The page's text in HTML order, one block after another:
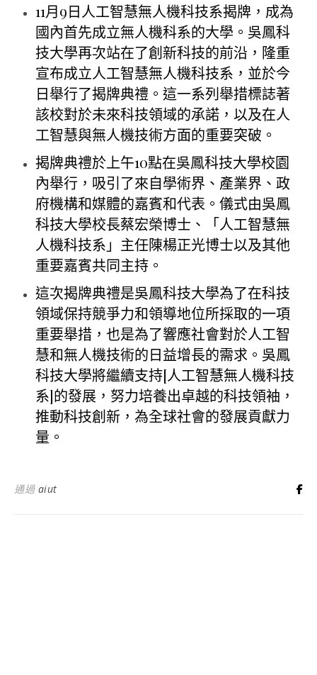
11月9日人工智慧無人機科技系揭牌，成為
國內首先成立無人機科系的大學。吳鳳科
技大學再次站在了創新科技的前沿，隆重
宣布成立人工智慧無人機科技系，並於今
日舉行了揭牌典禮。這一系列舉措標誌著
該校對於未來科技領域的承諾，以及在人
工智慧與無人機技術方面的重要突破。
揭牌典禮於上午10點在吳鳳科技大學校園
內舉行，吸引了來自學術界、產業界、政
府機構和媒體的嘉賓和代表。儀式由吳鳳
科技大學校長蔡宏榮博士、「人工智慧無
人機科技系」主任陳楊正光博士以及其他
重要嘉賓共同主持。
這次揭牌典禮是吳鳳科技大學為了在科技
領域保持競爭力和領導地位所採取的一項
重要舉措，也是為了響應社會對於人工智
慧和無人機技術的日益增長的需求。吳鳳
科技大學將繼續支持[人工智慧無人機科技
系]的發展，努力培養出卓越的科技領袖，
推動科技創新，為全球社會的發展貢獻力
量。
通過 aiut